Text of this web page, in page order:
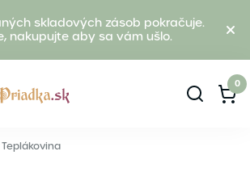
skladových zásob pokračuje.
nakupujte aby sa vám ušlo.
0
Teplákovina